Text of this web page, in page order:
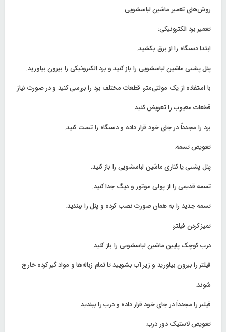
روش‌های تعمیر ماشین لباسشویی
تعمیر برد الکترونیکی:
ابتدا دستگاه را از برق بکشید.
پنل پشتی ماشین لباسشویی را باز کنید و برد الکترونیکی را بیرون بیاورید.
با استفاده از یک مولتی‌متر، قطعات مختلف برد را بررسی کنید و در صورت نیاز
قطعات معیوب را تعویض کنید.
برد را مجدداً در جای خود قرار داده و دستگاه را تست کنید.
تعویض تسمه:
پنل پشتی یا کناری ماشین لباسشویی را باز کنید.
تسمه قدیمی را از پولی موتور و دیگ جدا کنید.
تسمه جدید را به همان صورت نصب کرده و پنل را ببندید.
تمیز کردن فیلتر:
درب کوچک پایین ماشین لباسشویی را باز کنید.
فیلتر را بیرون بیاورید و زیر آب بشویید تا تمام زباله‌ها و مواد گیر کرده خارج
شوند.
فیلتر را مجدداً در جای خود قرار داده و درب را ببندید.
تعویض لاستیک دور درب: